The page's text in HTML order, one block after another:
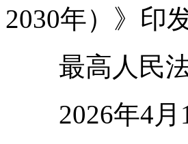
2030年）》印
最高人民
2026年4月